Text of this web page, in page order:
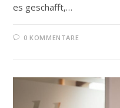
es geschafft,…
0 KOMMENTARE